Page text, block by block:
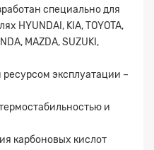
специально для
HYUNDAI, KIA, TOYOTA,
MAZDA, SUZUKI,
эксплуатации –
и
карбоновых кислот